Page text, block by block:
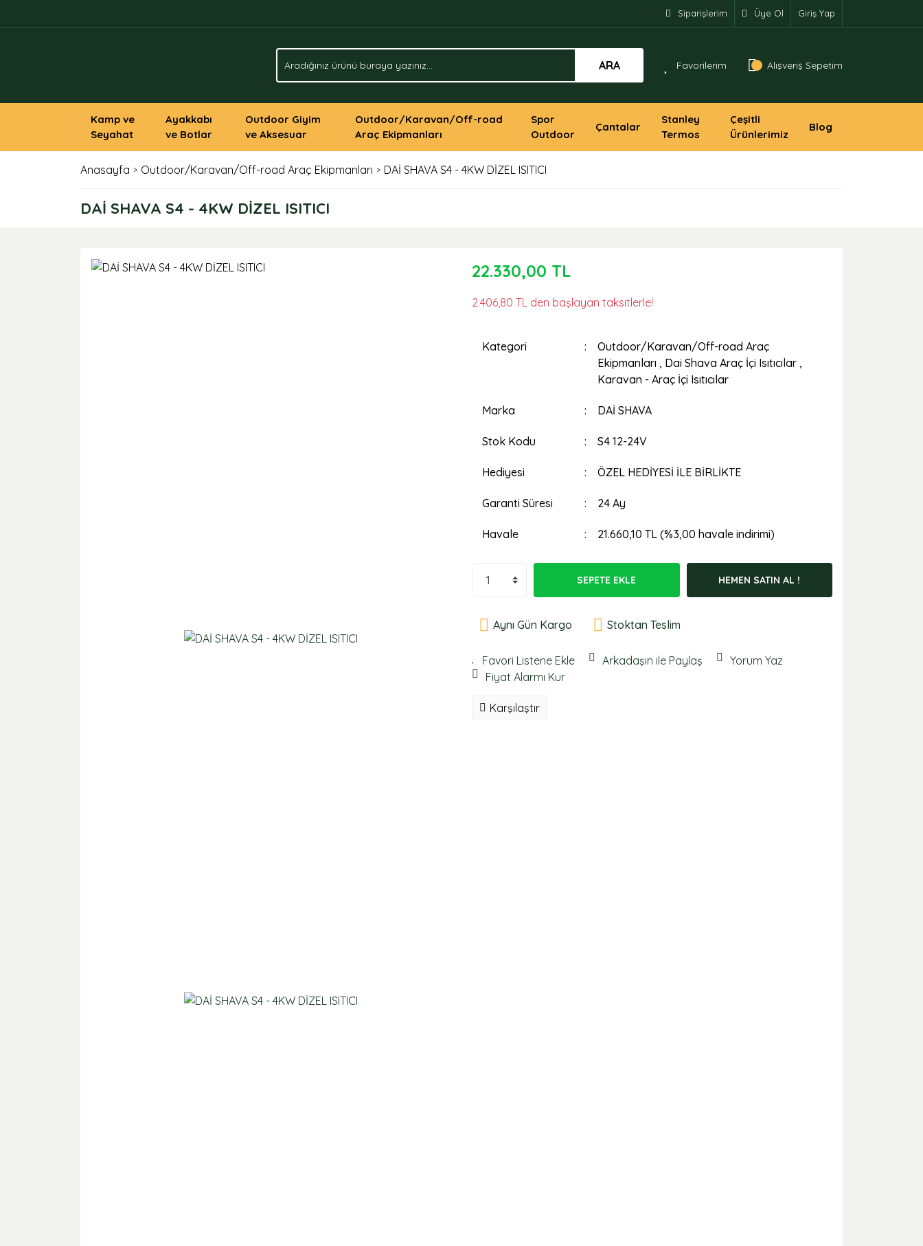
Siparişlerim Üye Ol Giriş Yap
ARA Favorilerim Alışveriş Sepetim
Kamp ve
Seyahat
Ayakkabı
ve Botlar
Outdoor Giyim
ve Aksesuar
Outdoor/Karavan/Off-road
Araç Ekipmanları
Spor
Outdoor
Çantalar
Stanley
Termos
Çeşitli
Ürünlerimiz
Blog
Anasayfa Outdoor/Karavan/Off-road Araç Ekipmanları DAİ SHAVA S4 - 4KW DİZEL ISITICI
DAİ SHAVA S4 - 4KW DİZEL ISITICI
22.330,00 TL
2.406,80 TL den başlayan taksitlerle!
Kategori
Outdoor/Karavan/Off-road Araç
Ekipmanları , Dai Shava Araç İçi Isıtıcılar ,
Karavan - Araç İçi Isıtıcılar
Marka DAİ SHAVA
Stok Kodu S4 12-24V
Hediyesi ÖZEL HEDİYESİ İLE BİRLİKTE
Garanti Süresi 24 Ay
Havale 21.660,10 TL (%3,00 havale indirimi)
SEPETE EKLE HEMEN SATIN AL !
Aynı Gün Kargo Stoktan Teslim
Arkadaşın ile Paylaş
Yorum Yaz
Fiyat Alarmı Kur
Karşılaştır